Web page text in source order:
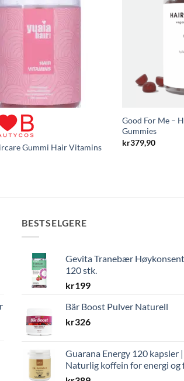
Gummi Hair Vitamins
Good For Me –
Gummies
kr379,90
BESTSELGERE
Gevita Tranebær
120 stk.
kr199
Bär Boost Pulver Naturell
kr326
Guarana Energy 120 kapsler |
Naturlig koffein for energi og